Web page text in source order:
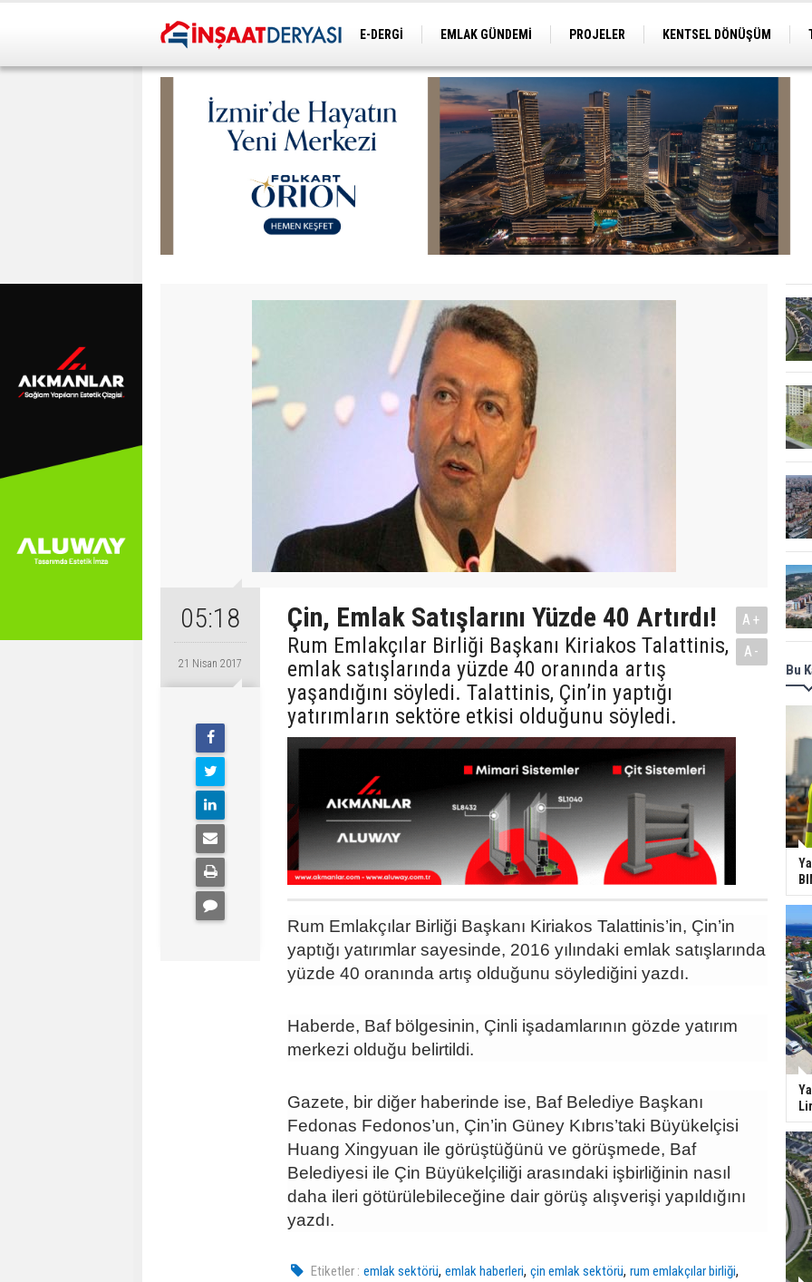
E-DERGİ EMLAK GÜNDEMİ PROJELER KENTSEL DÖNÜŞÜM
05:18
21 Nisan 2017
Çin, Emlak Satışlarını Yüzde 40 Artırdı!
Rum Emlakçılar Birliği Başkanı Kiriakos Talattinis,
emlak satışlarında yüzde 40 oranında artış
yaşandığını söyledi. Talattinis, Çin’in yaptığı
yatırımların sektöre etkisi olduğunu söyledi.
A+
A-
Rum Emlakçılar Birliği Başkanı Kiriakos Talattinis’in, Çin’in
yaptığı yatırımlar sayesinde, 2016 yılındaki emlak satışlarında
yüzde 40 oranında artış olduğunu söylediğini yazdı.
Haberde, Baf bölgesinin, Çinli işadamlarının gözde yatırım
merkezi olduğu belirtildi.
Gazete, bir diğer haberinde ise, Baf Belediye Başkanı
Fedonas Fedonos’un, Çin’in Güney Kıbrıs’taki Büyükelçisi
Huang Xingyuan ile görüştüğünü ve görüşmede, Baf
Belediyesi ile Çin Büyükelçiliği arasındaki işbirliğinin nasıl
daha ileri götürülebileceğine dair görüş alışverişi yapıldığını
yazdı.
Etiketler : emlak sektörü,emlak haberleri,çin emlak sektörü,rum emlakçılar birliği,
Bu